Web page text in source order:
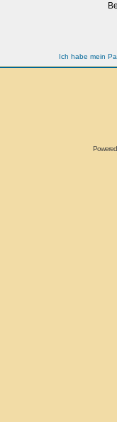
Ich habe mein